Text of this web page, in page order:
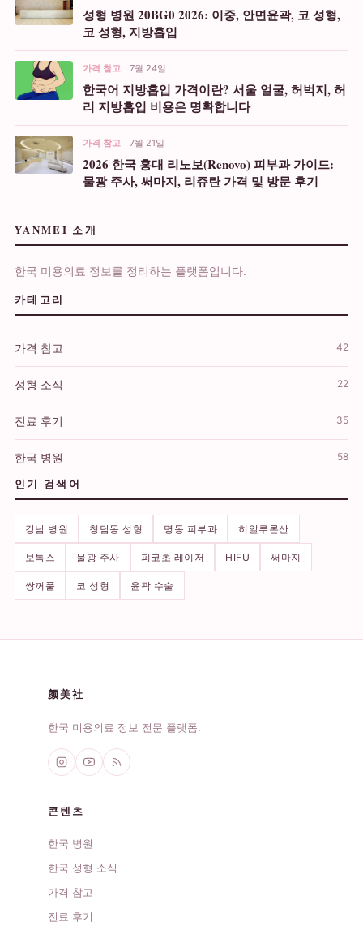
성형 병원 20BG0 2026: 이중, 안면윤곽, 코 성형,
코 성형, 지방흡입
가격 참고 7월 24일
한국어 지방흡입 가격이란? 서울 얼굴, 허벅지, 허
리 지방흡입 비용은 명확합니다
가격 참고 7월 21일
2026 한국 홍대 리노보(Renovo) 피부과 가이드:
물광 주사, 써마지, 리쥬란 가격 및 방문 후기
YANMEI 소개
한국 미용의료 정보를 정리하는 플랫폼입니다.
카테고리
가격 참고 42
성형 소식 22
진료 후기 35
한국 병원 58
인기 검색어
강남 병원 청담동 성형 명동 피부과 히알루론산
보톡스 물광 주사 피코초 레이저 HIFU 써마지
쌍꺼풀 코 성형 윤곽 수술
颜美社
한국 미용의료 정보 전문 플랫폼.
콘텐츠
한국 병원
한국 성형 소식
가격 참고
진료 후기